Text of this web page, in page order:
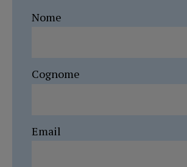
Nome
Cognome
Email